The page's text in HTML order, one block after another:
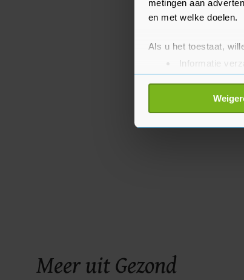
metingen aan
en met welke doelen.
Als u het toestaat,
Informatie
Uw apparaat
Lees meer over hoe
toestemming op elk
Meer uit Gezond